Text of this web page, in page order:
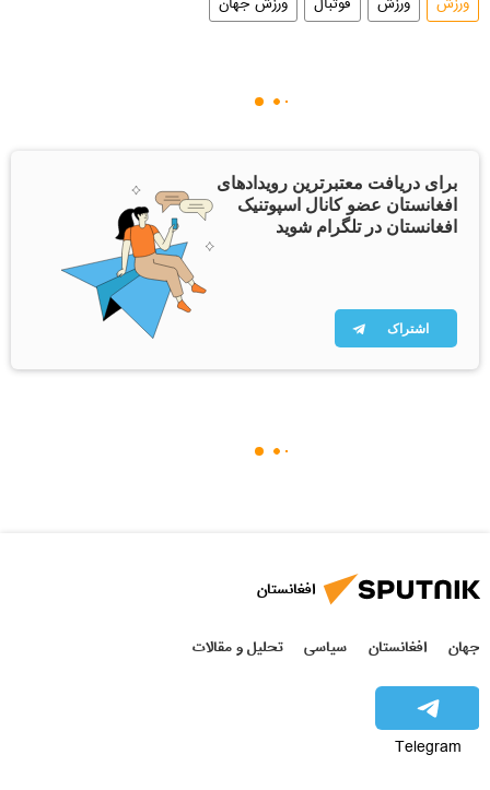
ورزش ورزش فوتبال ورزش جهان
برای دریافت معتبرترین رویدادهای
افغانستان عضو کانال اسپوتنیک
افغانستان در تلگرام شوید
اشتراک
افغانستان
جهان افغانستان سیاسی تحلیل و مقالات
Telegram